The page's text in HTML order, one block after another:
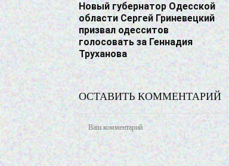
Новый губернатор Одесской
области Сергей Гриневецкий
призвал одесситов
голосовать за Геннадия
Труханова
ОСТАВИТЬ КОММЕНТАРИЙ